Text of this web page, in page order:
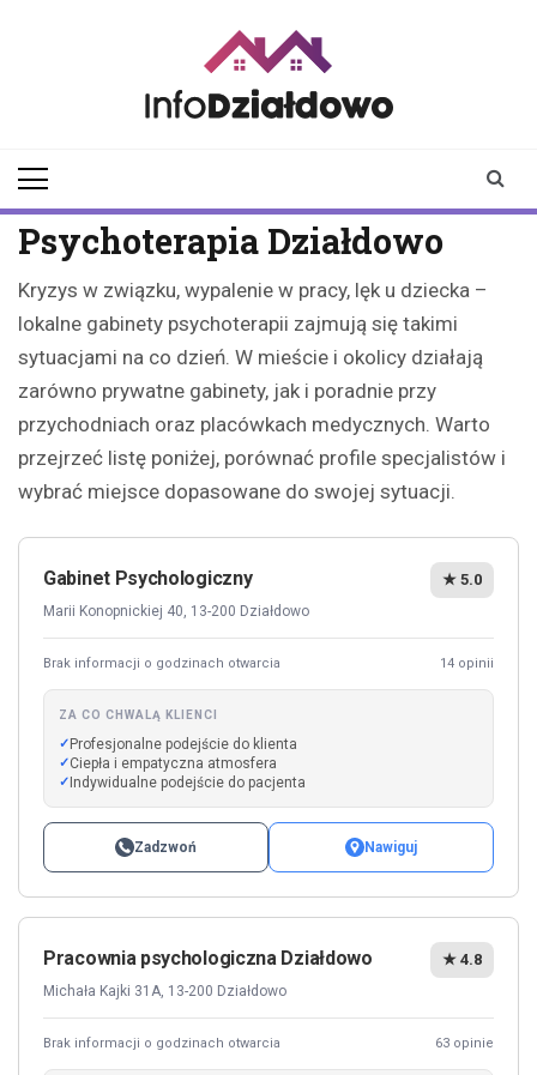
Psychoterapia Działdowo
Kryzys w związku, wypalenie w pracy, lęk u dziecka –
lokalne gabinety psychoterapii zajmują się takimi
sytuacjami na co dzień. W mieście i okolicy działają
zarówno prywatne gabinety, jak i poradnie przy
przychodniach oraz placówkach medycznych. Warto
przejrzeć listę poniżej, porównać profile specjalistów i
wybrać miejsce dopasowane do swojej sytuacji.
Gabinet Psychologiczny
Marii Konopnickiej 40, 13-200 Działdowo
★ 5.0
Brak informacji o godzinach otwarcia 14 opinii
ZA CO CHWALĄ KLIENCI
Profesjonalne podejście do klienta
Ciepła i empatyczna atmosfera
Indywidualne podejście do pacjenta
Zadzwoń Nawiguj
Pracownia psychologiczna Działdowo
Michała Kajki 31A, 13-200 Działdowo
★ 4.8
Brak informacji o godzinach otwarcia 63 opinie